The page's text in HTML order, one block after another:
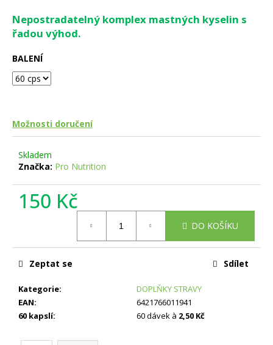
Nepostradatelný komplex mastných kyselin s
řadou výhod.
BALENÍ
Možnosti doručení
Skladem
Značka: Pro Nutrition
150 Kč
DO KOŠÍKU
Kategorie:
DOPLŇKY STRAVY
EAN:
6421766011941
60 kapslí: 60 dávek à 2,50 Kč
Zeptat se Sdílet
a
j
t
?
D
r
u
u
e